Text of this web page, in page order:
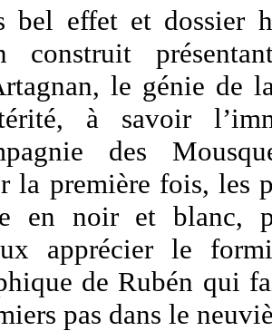
bel effet et dossier
construit
le génie de
à savoir
des
la première fois, les
en noir et blanc,
apprécier le
de Rubén qui
pas dans le